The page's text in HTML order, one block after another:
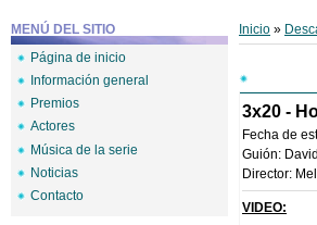
MENÚ DEL SITIO
Página de inicio
Información general
Premios
Actores
Música de la serie
Noticias
Contacto
Inicio »
3x20 -
Fecha de
Guión:
Director:
VIDEO: